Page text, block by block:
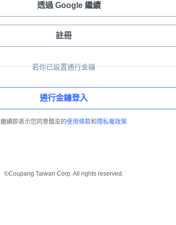
透過 Google 繼續
註冊
若你已設置通行金鑰
通行金鑰登入
繼續即表示您同意酷澎的使用條款和 隱私權政策
©Coupang Taiwan Corp. All rights reserved.